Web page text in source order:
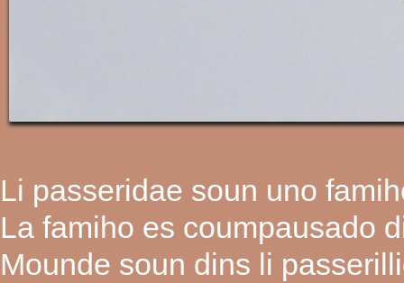
Li passeridae soun uno
La famiho es coumpausado
Mounde soun dins li